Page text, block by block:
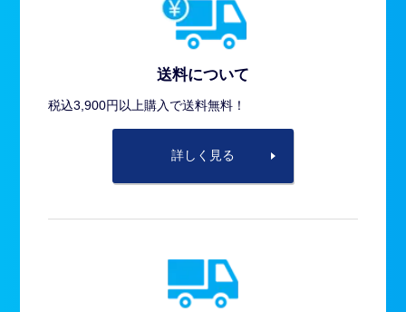
送料について
税込3,900円以上購入で送料無料！
詳しく見る